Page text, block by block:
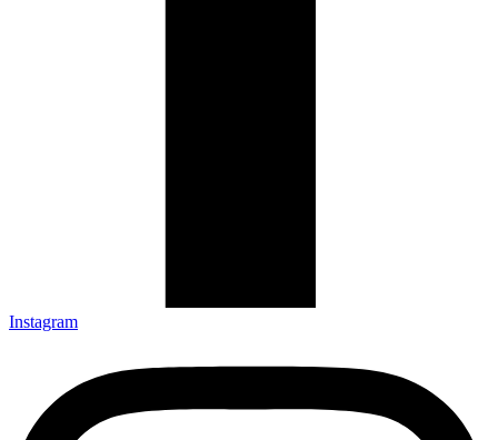
Instagram